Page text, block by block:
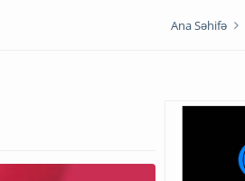
Ana Səhifə